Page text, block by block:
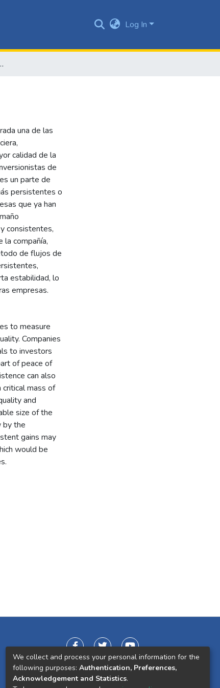
Log In
ganancias
una de las
calidad de la
de
un parte de
persistentes o
que ya han
consistentes,
compañía,
de flujos de
estabilidad, lo
empresas.
to measure
Companies
to investors
of peace of
can also
critical mass of
and
size of the
by the
gains may
would be
We collect and process your personal information for the
following purposes: Authentication, Preferences,
Acknowledgement and Statistics.